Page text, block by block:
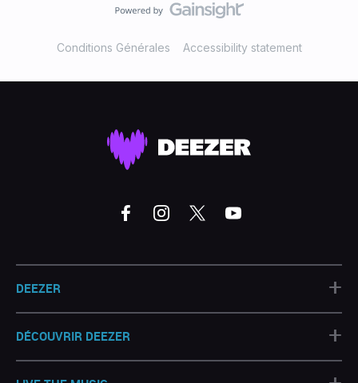
Conditions Générales Accessibility statement
DEEZER +
DÉCOUVRIR DEEZER +